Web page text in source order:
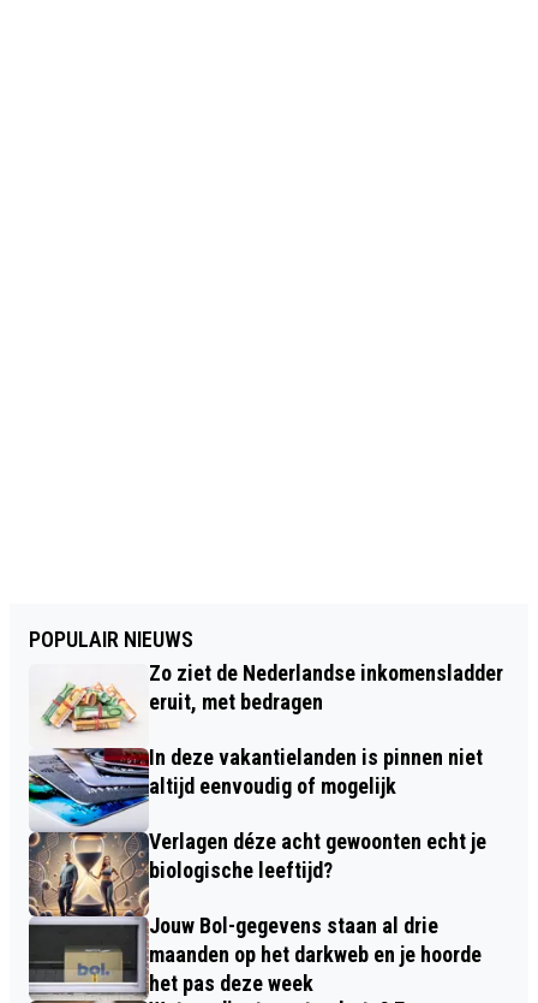
POPULAIR NIEUWS
Zo ziet de Nederlandse inkomensladder
eruit, met bedragen
In deze vakantielanden is pinnen niet
altijd eenvoudig of mogelijk
Verlagen déze acht gewoonten echt je
biologische leeftijd?
Jouw Bol-gegevens staan al drie
maanden op het darkweb en je hoorde
het pas deze week